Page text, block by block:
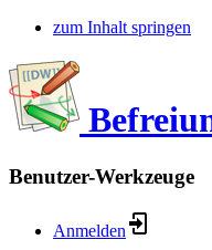
zum Inhalt springen
Benutzer-Werkzeuge
Anmelden